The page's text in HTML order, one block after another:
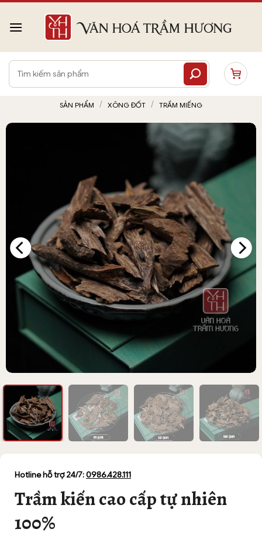
qua
dung
Tìm
SẢN PHẨM / XÔNG ĐỐT / TRẦM MIẾNG
Hotline hỗ trợ 24/7:0986.428.111
Trầm kiến cao cấp tự nhiên
100%